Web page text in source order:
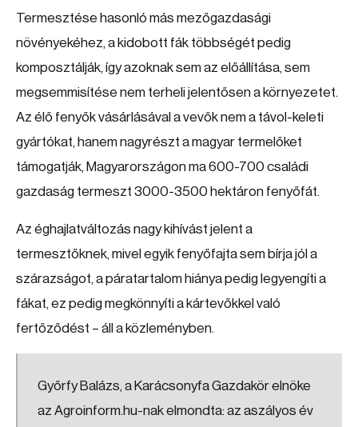
Termesztése hasonló más mezőgazdasági
növényekéhez, a kidobott fák többségét pedig
komposztálják, így azoknak sem az előállítása, sem
megsemmisítése nem terheli jelentősen a környezetet.
Az élő fenyők vásárlásával a vevők nem a távol-keleti
gyártókat, hanem nagyrészt a magyar termelőket
támogatják, Magyarországon ma 600-700 családi
gazdaság termeszt 3000-3500 hektáron fenyőfát.
Az éghajlatváltozás nagy kihívást jelent a
termesztőknek, mivel egyik fenyőfajta sem bírja jól a
szárazságot, a páratartalom hiánya pedig legyengíti a
fákat, ez pedig megkönnyíti a kártevőkkel való
fertőződést – áll a közleményben.
Győrfy Balázs, a Karácsonyfa Gazdakör elnöke
az Agroinform.hu-nak elmondta: az aszályos év